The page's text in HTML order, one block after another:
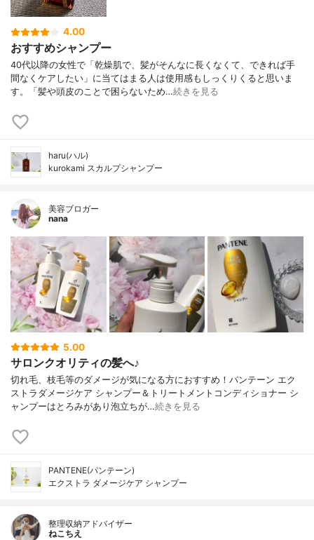
4.00
おすすめシャンプー
40代以降の女性で「乾燥肌で、髪がそんなに長くなくて、できれば手
間なくケアしたい」に当てはまる人は使用感もしっくりくると思いま
す。「髪や頭皮のことで困らないため…続きを見る
haru(ハル)
kurokami スカルプシャンプー
美容ブロガー
nana
5.00
サロンクオリティの髪へ♪
切れ毛、枝毛等のダメージが気になる方におすすめ！パンテーン エク
ストラダメージケア シャンプー＆トリートメントコンディショナー シ
ャンプーはとろみがあり泡立ちが…続きを見る
PANTENE(パンテーン)
エクストラ ダメージケア シャンプー
整理収納アドバイザー
ねこちえ